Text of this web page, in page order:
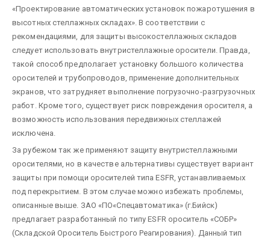
«Проектирование автоматических установок пожаротушения в
высотных стеллажных складах». В соответствии с
рекомендациями, для защиты высокостеллажных складов
следует использовать внутристеллажные оросители. Правда,
такой способ предполагает установку большого количества
оросителей и трубопроводов, применение дополнительных
экранов, что затрудняет выполнение погрузочно-разгрузочных
работ. Кроме того, существует риск повреждения оросителя, а
возможность использования передвижных стеллажей
исключена.
За рубежом так же применяют защиту внутристеллажными
оросителями, но в качестве альтернативы существует вариант
защиты при помощи оросителей типа ESFR, устанавливаемых
под перекрытием. В этом случае можно избежать проблемы,
описанные выше. ЗАО «ПО«Спецавтоматика» (г.Бийск)
предлагает разработанный по типу ESFR ороситель «СОБР»
(Складской Ороситель Быстрого Реагирования). Данный тип